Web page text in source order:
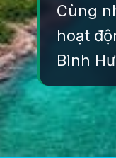
Cùng
hoạt
Bình